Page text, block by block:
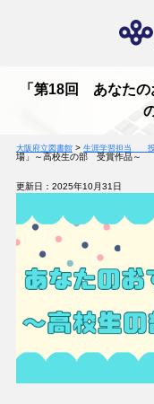
「第18回 あなた
大阪府立図書館> 生涯学習担当
場」～高校生の部 受賞作品～
更新日：2025年10月31日